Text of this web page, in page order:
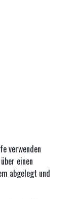
verwenden
einen
abgelegt und